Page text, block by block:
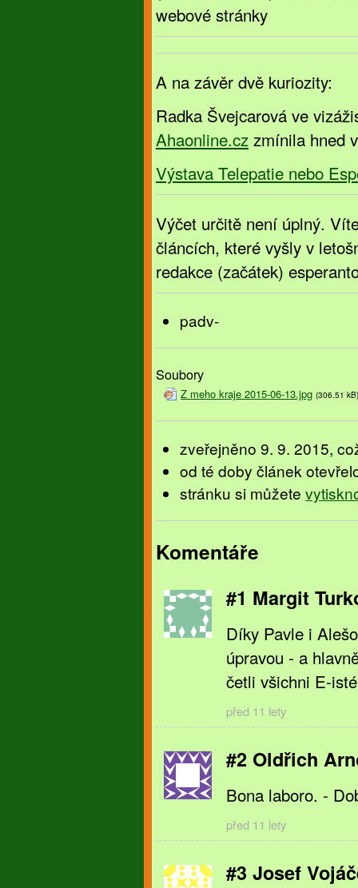
webové stránky
A na závěr dvě kuriozity:
Radka Švejcarová ve
Ahaonline.cz zmínila hned
Výstava Telepatie nebo
Výčet určitě není úplný.
článcích, které vyšly v
redakce (začátek)
padv-
Soubory
Z meho kraje 2015-06-13.jpg (306.51 kB)
zveřejněno 9. 9. 2015,
od té doby článek
stránku si můžete
Komentáře
#1 Margit
Díky Pavle i
úpravou - a
četli všichni E-
před 11 lety
#2 Oldřich
Bona laboro. -
před 11 lety
#3 Josef